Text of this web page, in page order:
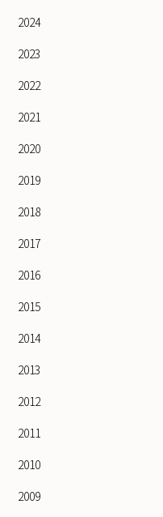
2024
2023
2022
2021
2020
2019
2018
2017
2016
2015
2014
2013
2012
2011
2010
2009